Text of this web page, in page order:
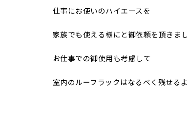
仕事にお使いのハイエースを
家族でも使える様にと御依頼を頂きま
お仕事での御使用も考慮して
室内のルーフラックはなるべく残せる